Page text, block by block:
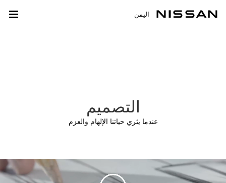
اليمن
التصميم
عندما يثري حياتنا الإلهام والعزم